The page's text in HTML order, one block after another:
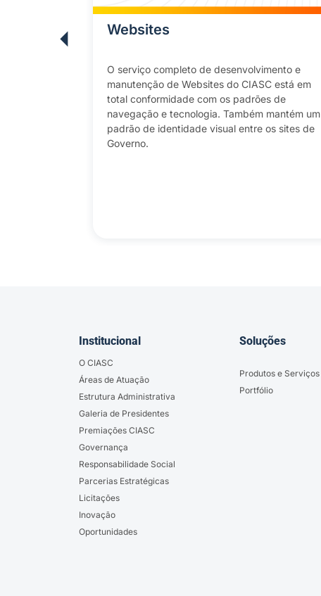
Websites
O serviço completo de desenvolvimento e
manutenção de Websites do CIASC está em
total conformidade com os padrões de
navegação e tecnologia. Também mantém um
padrão de identidade visual entre os sites de
Governo.
Institucional
O CIASC
Áreas de Atuação
Estrutura Administrativa
Galeria de Presidentes
Premiações CIASC
Governança
Responsabilidade Social
Parcerias Estratégicas
Licitações
Inovação
Oportunidades
Soluções
Produtos e Serviços
Portfólio